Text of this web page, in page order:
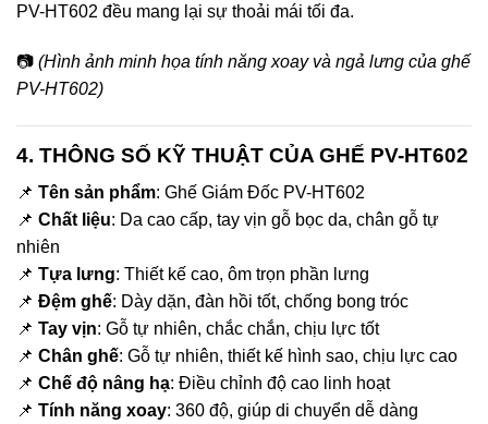
PV-HT602 đều mang lại sự thoải mái tối đa.
📷 (Hình ảnh minh họa tính năng xoay và ngả lưng của ghế
PV-HT602)
4. THÔNG SỐ KỸ THUẬT CỦA GHẾ PV-HT602
📌 Tên sản phẩm: Ghế Giám Đốc PV-HT602
📌 Chất liệu: Da cao cấp, tay vịn gỗ bọc da, chân gỗ tự
nhiên
📌 Tựa lưng: Thiết kế cao, ôm trọn phần lưng
📌 Đệm ghế: Dày dặn, đàn hồi tốt, chống bong tróc
📌 Tay vịn: Gỗ tự nhiên, chắc chắn, chịu lực tốt
📌 Chân ghế: Gỗ tự nhiên, thiết kế hình sao, chịu lực cao
📌 Chế độ nâng hạ: Điều chỉnh độ cao linh hoạt
📌 Tính năng xoay: 360 độ, giúp di chuyển dễ dàng